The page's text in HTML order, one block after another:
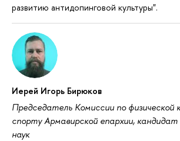
развитию антидопинговой культуры".
Иерей Игорь Бирюков
Председатель Комиссии по физической
спорту Армавирской епархии,
наук